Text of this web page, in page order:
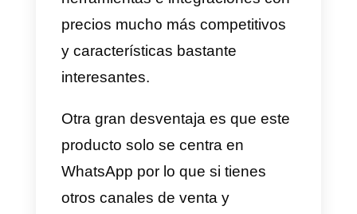
cada agente puede tomar
nùmero de WhatsApp lo que
hace que Wati sea una
herramienta integra de